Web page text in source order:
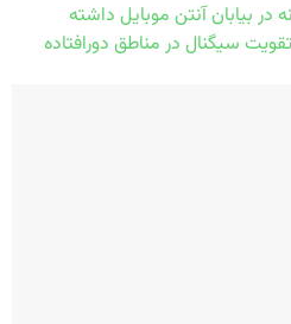
در بیابان آنتن موبایل داشته
سیگنال در مناطق دورافتاده